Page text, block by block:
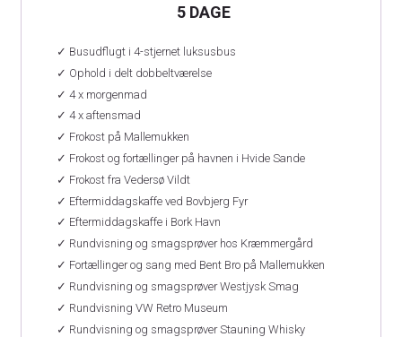
5 DAGE
✓ Busudflugt i 4-stjernet luksusbus
✓ Ophold i delt dobbeltværelse
✓ 4 x morgenmad
✓ 4 x aftensmad
✓ Frokost på Mallemukken
✓ Frokost og fortællinger på havnen i Hvide Sande
✓ Frokost fra Vedersø Vildt
✓ Eftermiddagskaffe ved Bovbjerg Fyr
✓ Eftermiddagskaffe i Bork Havn
✓ Rundvisning og smagsprøver hos Kræmmergård
✓ Fortællinger og sang med Bent Bro på Mallemukken
✓ Rundvisning og smagsprøver Westjysk Smag
✓ Rundvisning VW Retro Museum
✓ Rundvisning og smagsprøver Stauning Whisky